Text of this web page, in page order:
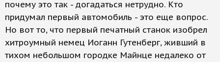
почему это так - догадаться нетрудно. Кто
придумал первый автомобиль - это еще вопрос.
Но вот то, что первый печатный станок изобрел
хитроумный немец Иоганн Гутенберг, живший в
тихом небольшом городке Майнце недалеко от